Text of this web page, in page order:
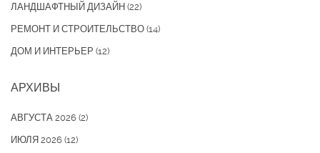
ЛАНДШАФТНЫЙ ДИЗАЙН (22)
РЕМОНТ И СТРОИТЕЛЬСТВО (14)
ДОМ И ИНТЕРЬЕР (12)
АРХИВЫ
АВГУСТА 2026 (2)
ИЮЛЯ 2026 (12)